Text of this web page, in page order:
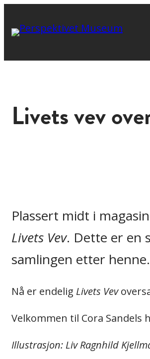
Livets vev
Plassert midt i
Livets Vev. Dette er en
samlingen etter henne.
Nå er endelig Livets Vev
Velkommen til Cora Sandels
Illustrasjon: Liv Ragnhild